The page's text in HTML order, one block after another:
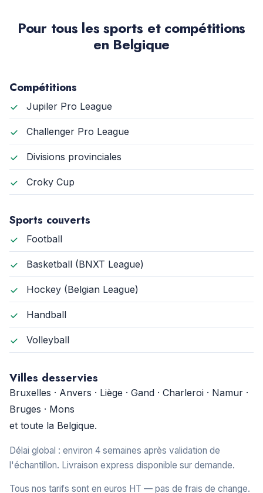
Pour tous les sports et compétitions
en Belgique
Compétitions
Jupiler Pro League
Challenger Pro League
Divisions provinciales
Croky Cup
Sports couverts
Football
Basketball (BNXT League)
Hockey (Belgian League)
Handball
Volleyball
Villes desservies
Bruxelles · Anvers · Liège · Gand · Charleroi · Namur ·
Bruges · Mons
et toute la Belgique.
Délai global : environ 4 semaines après validation de
l'échantillon. Livraison express disponible sur demande.
Tous nos tarifs sont en euros HT — pas de frais de change.